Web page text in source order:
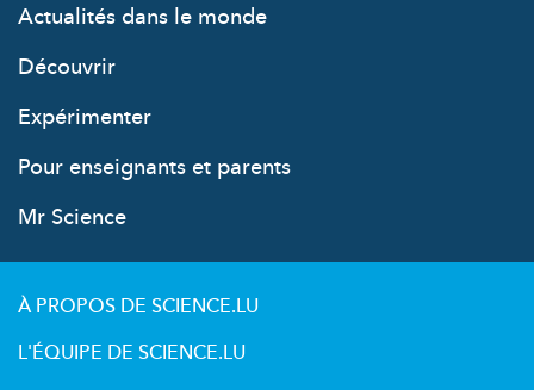
Actualités dans le monde
Découvrir
Expérimenter
Pour enseignants et parents
Mr Science
À PROPOS DE SCIENCE.LU
L'ÉQUIPE DE SCIENCE.LU